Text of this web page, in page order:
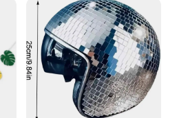
a pop of color to your
with a subtle sparkle,
range of designs and styles to
The sets are available in a
sizes, catering to different
The durability and
that your jewelry
eye-catching as the day you